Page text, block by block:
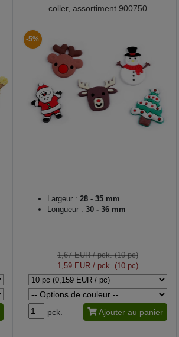
coller, assortiment 900750
-5%
Largeur : 28 - 35 mm
Longueur : 30 - 36 mm
1,67 EUR/ pck. (10 pc)
1,59 EUR/ pck. (10 pc)
pck. Ajouter au panier